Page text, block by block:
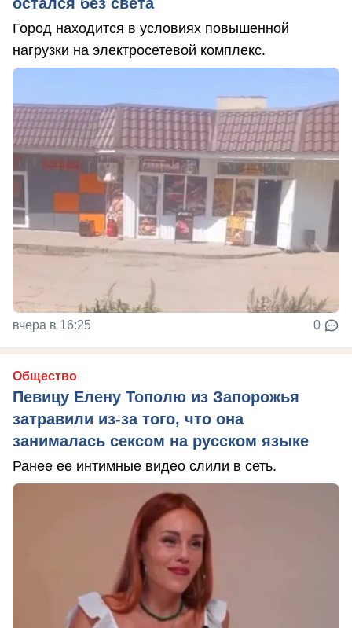
остался без света
Город находится в условиях повышенной
нагрузки на электросетевой комплекс.
вчера в 16:25 0
Общество
Певицу Елену Тополю из Запорожья
затравили из-за того, что она
занималась сексом на русском языке
Ранее ее интимные видео слили в сеть.